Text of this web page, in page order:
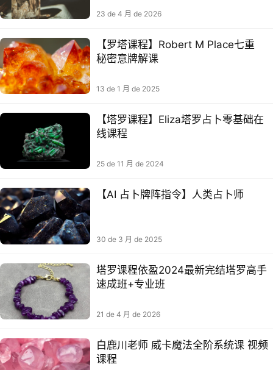
23 de 4 月 de 2026
【罗塔‬课程】Robert M Place七重
秘⁠密‬‎‬意⁠牌‬‎解课
13 de 1 月 de 2025
【塔罗课程】Eliza塔罗占卜零基础在
线课程
25 de 11 月 de 2024
【AI 占卜牌阵指令】人类占卜师
30 de 3 月 de 2025
塔‬罗课程依盈2024最新‬完结塔‬罗高手
速成班+专业班⁠
21 de 4 月 de 2026
白鹿川老师 威卡魔法全阶系统课 视频
课程